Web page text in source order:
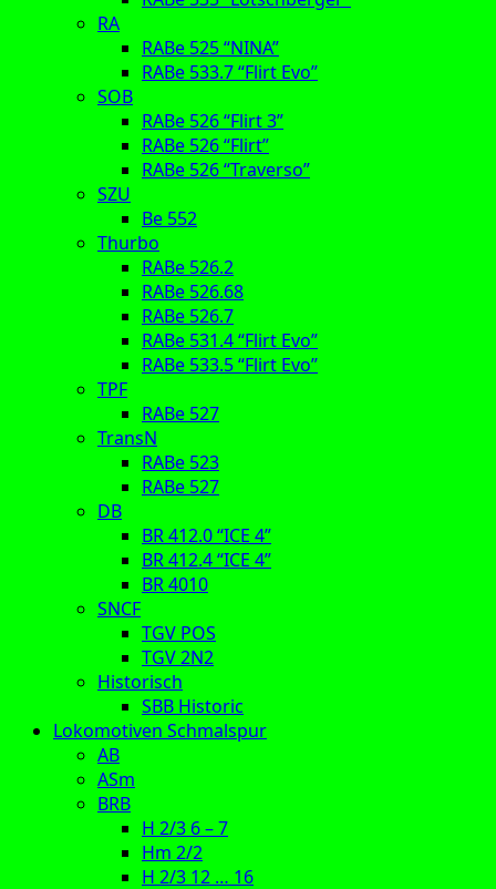
RA
RABe 525 “NINA”
RABe 533.7 “Flirt Evo”
SOB
RABe 526 “Flirt 3”
RABe 526 “Flirt”
RABe 526 “Traverso”
SZU
Be 552
Thurbo
RABe 526.2
RABe 526.68
RABe 526.7
RABe 531.4 “Flirt Evo”
RABe 533.5 “Flirt Evo”
TPF
RABe 527
TransN
RABe 523
RABe 527
DB
BR 412.0 “ICE 4”
BR 412.4 “ICE 4”
BR 4010
SNCF
TGV POS
TGV 2N2
Historisch
SBB Historic
Lokomotiven Schmalspur
AB
ASm
BRB
H 2/3 6 – 7
Hm 2/2
H 2/3 12 … 16